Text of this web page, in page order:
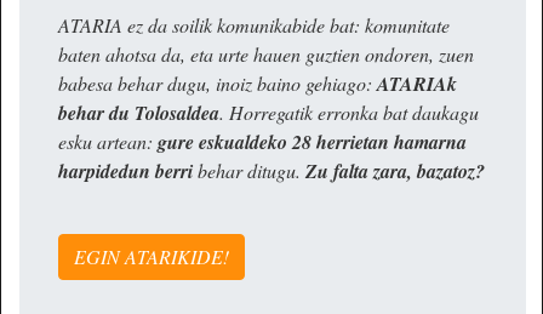
ATARIA ez da soilik komunikabide bat: komunitate
baten ahotsa da, eta urte hauen guztien ondoren, zuen
babesa behar dugu, inoiz baino gehiago:ATARIAk
behar du Tolosaldea. Horregatik erronka bat daukagu
esku artean: gure eskualdeko 28 herrietan hamarna
harpidedun berribehar ditugu. Zu falta zara, bazatoz?
EGIN ATARIKIDE!